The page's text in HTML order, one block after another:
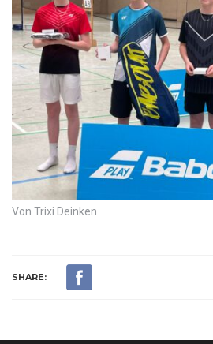
Von Trixi Deinken
SHARE: